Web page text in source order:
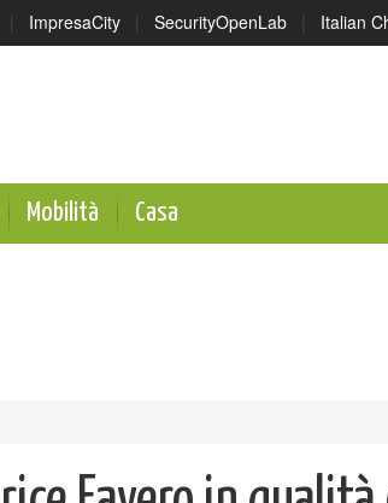
| ImpresaCity | SecurityOpenLab | Italian
Mobilità Casa